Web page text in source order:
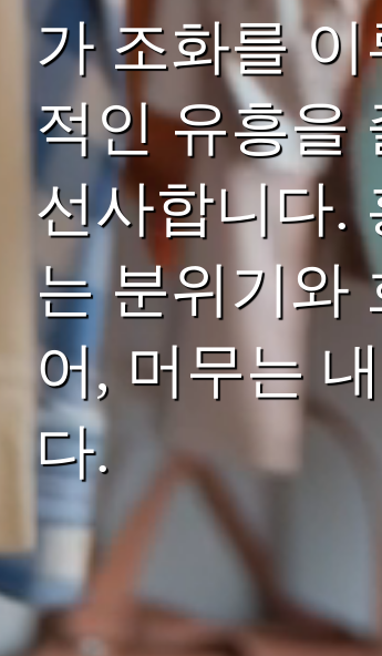
가 조화를
적인 유흥을
선사합니다.
는 분위기와
어, 머무는
다.